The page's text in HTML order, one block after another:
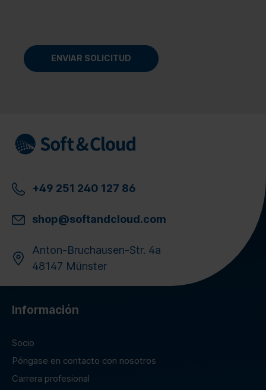
+49 251 240 127 86
shop@softandcloud.com
Anton-Bruchausen-Str. 4a
48147 Münster
Información
Socio
Póngase en contacto con nosotros
Carrera profesional